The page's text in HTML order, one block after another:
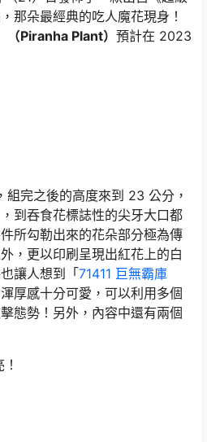
那朵最經典的吃人魔花現身！
（Piranha Plant） 預計在 2023
完之後的高度來到 23 公分，
到吞食花標誌性的尖牙大口都
所勾勒出來的花朵部分極為傳
，更以印刷呈現出紅花上的白
讓人想到「71411 巨無霸庫
厚感十分可愛，可以利用多個
態勢！另外，內容中還有兩個